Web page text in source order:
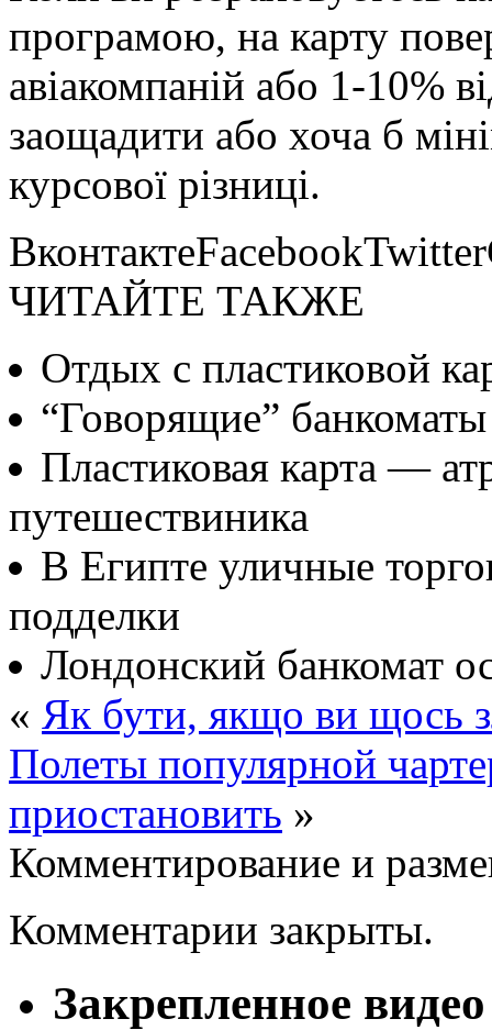
програмою, на карту
авіакомпаній або 1-10%
заощадити або хоча б
курсової різниці.
ЧИТАЙТЕ ТАКЖЕ
Отдых с пластиковой
“Говорящие”
Пластиковая карта —
путешествиника
В Египте уличные
подделки
Лондонский банкомат
« Як бути, якщо ви щось
Полеты популярной
приостановить »
Комментирование и
Комментарии закрыты.
Закрепленное видео